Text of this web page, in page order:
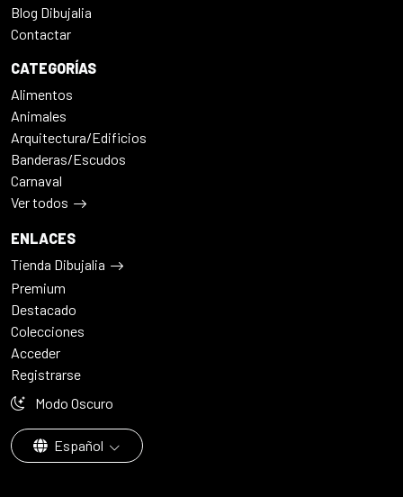
Blog Dibujalia
Contactar
CATEGORÍAS
Alimentos
Animales
Arquitectura/Edificios
Banderas/Escudos
Carnaval
Ver todos
ENLACES
Tienda Dibujalia
Premium
Destacado
Colecciones
Acceder
Registrarse
Modo Oscuro
Español